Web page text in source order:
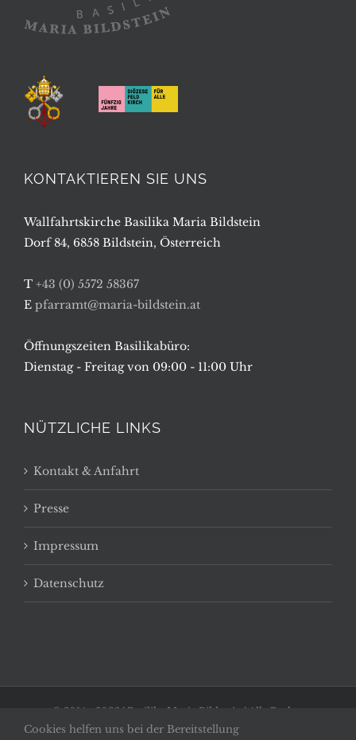
KONTAKTIEREN SIE UNS
Wallfahrtskirche Basilika Maria Bildstein
Dorf 84, 6858 Bildstein, Österreich
T +43 (0) 5572 58367
E pfarramt@maria-bildstein.at
Öffnungszeiten Basilikabüro:
Dienstag - Freitag von 09:00 - 11:00 Uhr
NÜTZLICHE LINKS
Kontakt & Anfahrt
Presse
Impressum
Datenschutz
© 2014 - 2026 | Basilika Maria Bildstein | Alle Rechte
vorbehalten
Cookies helfen uns bei der Bereitstellung